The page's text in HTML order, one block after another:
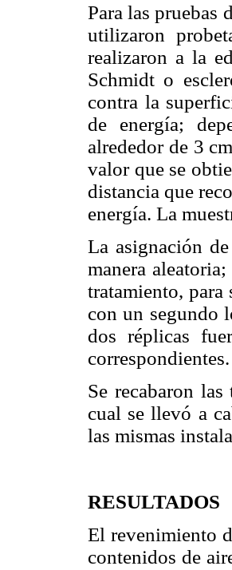
Para las pruebas
utilizaron
realizaron a la
Schmidt o
contra la
de energía;
alrededor de 3
valor que se
distancia que
energía. La
La asignación
manera
tratamiento, para
con un segundo
dos réplicas
correspondientes.
Se recabaron
cual se llevó a
las mismas
RESULTADOS
El revenimiento
contenidos de